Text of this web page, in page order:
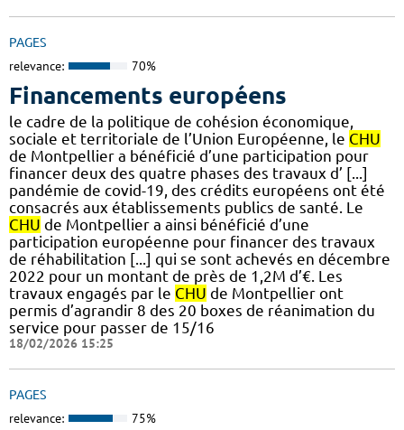
PAGES
relevance: 70%
Financements européens
le cadre de la politique de cohésion économique,
sociale et territoriale de l’Union Européenne, le CHU
de Montpellier a bénéficié d’une participation pour
financer deux des quatre phases des travaux d’ [...]
pandémie de covid-19, des crédits européens ont été
consacrés aux établissements publics de santé. Le
CHU de Montpellier a ainsi bénéficié d’une
participation européenne pour financer des travaux
de réhabilitation [...] qui se sont achevés en décembre
2022 pour un montant de près de 1,2M d’€. Les
travaux engagés par le CHU de Montpellier ont
permis d’agrandir 8 des 20 boxes de réanimation du
service pour passer de 15/16
18/02/2026 15:25
PAGES
relevance: 75%